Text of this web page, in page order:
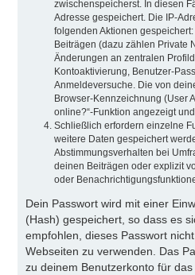
zwischenspeicherst. In diesen
Adresse gespeichert. Die IP-
folgenden Aktionen
Beiträgen (dazu zählen Private
Änderungen an zentralen
Kontoaktivierung, Benutzer-
Anmeldeversuche. Die von
Browser-Kennzeichnung (User
online?“-Funktion angezeigt
Schließlich erfordern einzelne
weitere Daten gespeichert
Abstimmungsverhalten bei
deinen Beiträgen oder explizit
oder
Dein Passwort wird mit einer
(Hash) gespeichert, so dass es
empfohlen, dieses Passwort
Webseiten zu verwenden. Das
zu deinem Benutzerkonto für